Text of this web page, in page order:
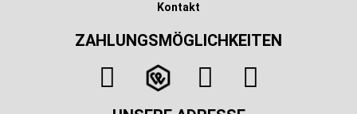
Kontakt
ZAHLUNGSMÖGLICHKEITEN